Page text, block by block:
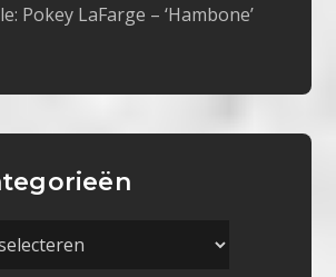
Pokey LaFarge – ‘Hambone’